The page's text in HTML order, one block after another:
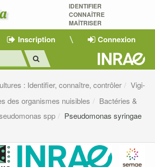
IDENTIFIER
CONNAÎTRE
MAÎTRISER
Inscription Connexion
: Identifier, connaître, contrôler
Vigi-
des organismes nuisibles
Bactéries &
spp
Pseudomonas syringae